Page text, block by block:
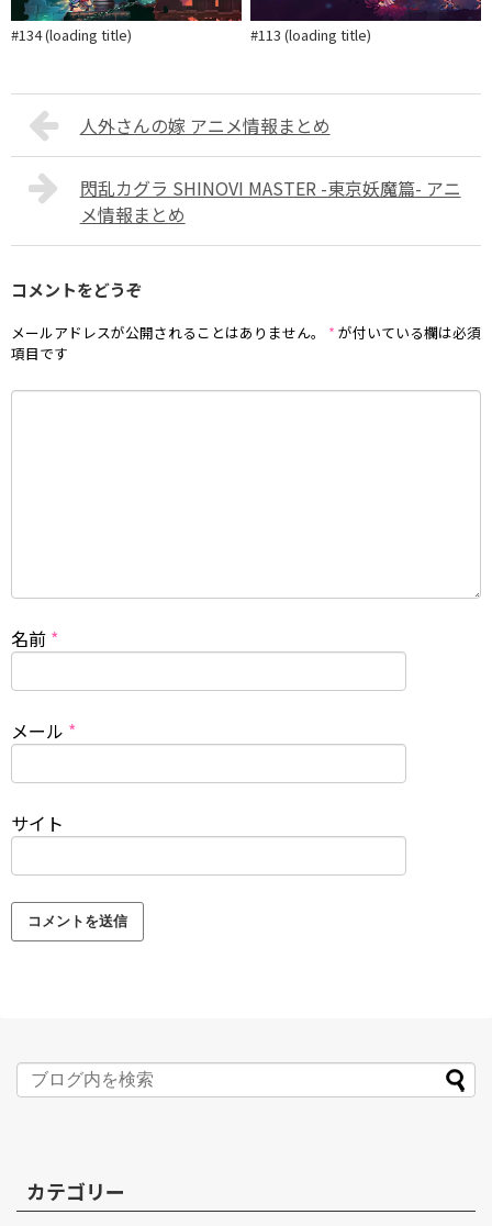
#134 (loading title) #113 (loading title)
人外さんの嫁 アニメ情報まとめ
閃乱カグラ SHINOVI MASTER -東京妖魔篇- アニ
メ情報まとめ
コメントをどうぞ
メールアドレスが公開されることはありません。 * が付いている欄は必須
項目です
名前 *
メール *
サイト
カテゴリー